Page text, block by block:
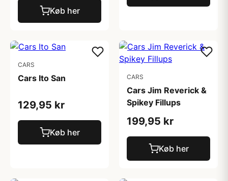
Køb her
CARS
Cars Ito San
129,95 kr
Køb her
CARS
Cars Jim Reverick &
Spikey Fillups
199,95 kr
Køb her